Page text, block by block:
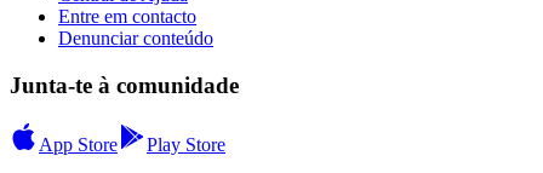
Entre em contacto
Denunciar conteúdo
Junta-te à comunidade
App Store Play Store